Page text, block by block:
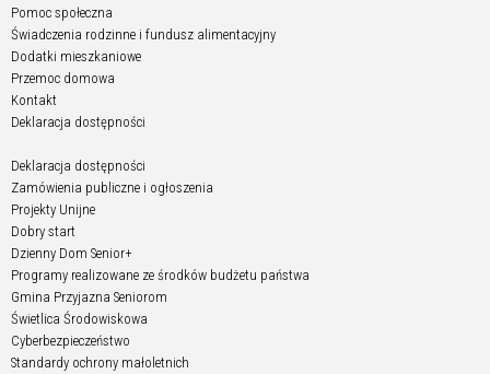
Pomoc społeczna
Świadczenia rodzinne i fundusz alimentacyjny
Dodatki mieszkaniowe
Przemoc domowa
Kontakt
Deklaracja dostępności
Deklaracja dostępności
Zamówienia publiczne i ogłoszenia
Projekty Unijne
Dobry start
Dzienny Dom Senior+
Programy realizowane ze środków budżetu państwa
Gmina Przyjazna Seniorom
Świetlica Środowiskowa
Cyberbezpieczeństwo
Standardy ochrony małoletnich